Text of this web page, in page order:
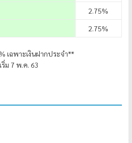
2.75%
2.75%
เฉพาะเงินฝากประจำ**
เริ่ม 7 พ.ค. 63